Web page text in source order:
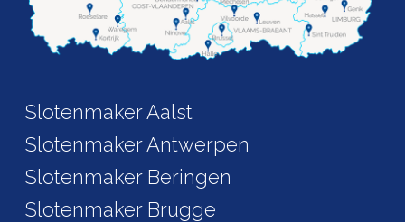
Slotenmaker Aalst
Slotenmaker Antwerpen
Slotenmaker Beringen
Slotenmaker Brugge